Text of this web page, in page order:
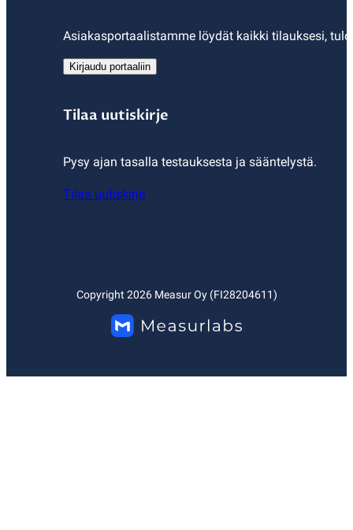
Asiakasportaalistamme löydät kaikki tilauksesi,
Kirjaudu portaaliin
Tilaa uutiskirje
Pysy ajan tasalla testauksesta ja sääntelystä.
Tilaa uutiskirje
Copyright 2026Measur Oy (FI28204611)